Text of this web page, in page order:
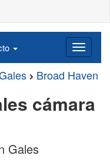
Broad Haven
cámara
Gales